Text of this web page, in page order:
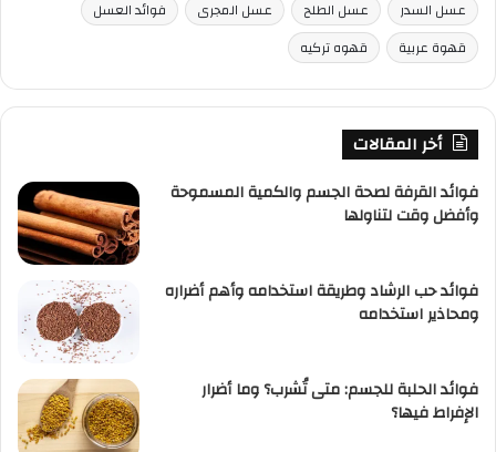
عسل السدر
عسل الطلح عسل المجرى
فوائد العسل
قهوة عربية
قهوه تركيه
أخر المقالات
فوائد القرفة لصحة الجسم والكمية المسموحة
وأفضل وقت لتناولها
فوائد حب الرشاد وطريقة استخدامه وأهم أضراره
ومحاذير استخدامه
فوائد الحلبة للجسم: متى تُشرب؟ وما أضرار
الإفراط فيها؟